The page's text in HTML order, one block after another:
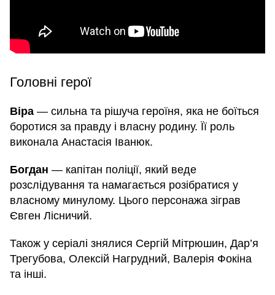
Головні герої
Віра — сильна та рішуча героїня, яка не боїться
боротися за правду і власну родину. Її роль
виконала Анастасія Іванюк.
Богдан — капітан поліції, який веде
розслідування та намагається розібратися у
власному минулому. Цього персонажа зіграв
Євген Лісничий.
Також у серіалі знялися Сергій Мітрюшин, Дар’я
Трегубова, Олексій Нагрудний, Валерія Фокіна
та інші.